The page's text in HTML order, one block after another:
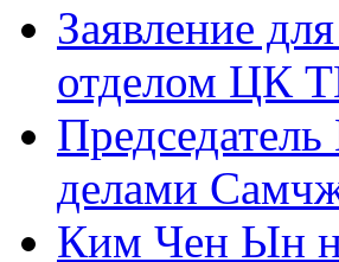
Заявление
отделом ЦК
делами
Ким Чен Ын